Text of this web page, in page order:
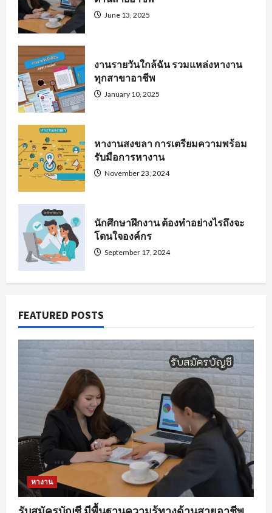
June 13, 2025
งานรายวันใกล้ฉัน รวมแหล่งหางาน
ทุกสาขาอาชีพ
January 10, 2025
หางานสงขลา การเตรียมความพร้อม
รับมือการหางาน
November 23, 2024
นักศึกษาฝึกงาน ต้องทำอย่างไรถึงจะ
โดนใจองค์กร
September 17, 2024
FEATURED POSTS
หางาน